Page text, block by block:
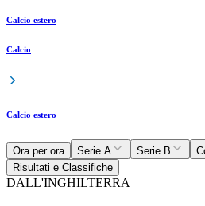
Calcio estero
Calcio
Calcio estero
Ora per ora Serie A Serie B
Risultati e Classifiche
DALL'INGHILTERRA